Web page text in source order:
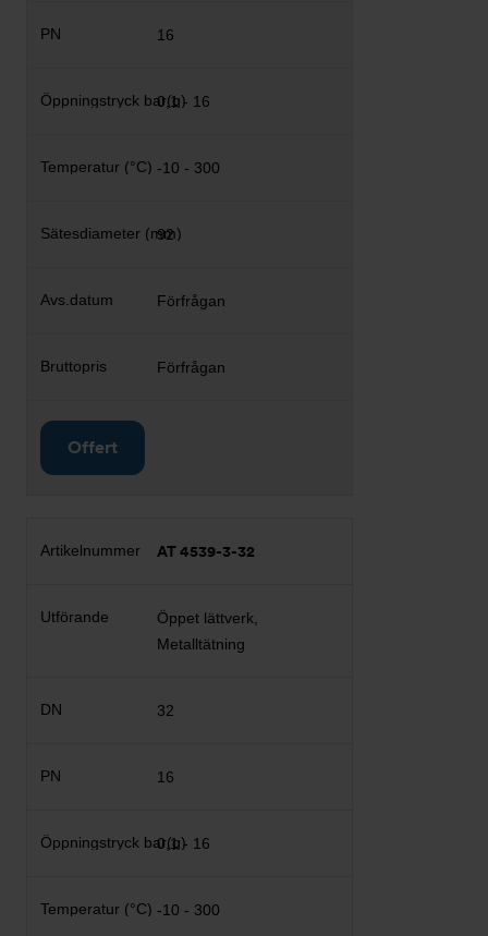
16
0,1 - 16
-10 - 300
92
Förfrågan
Förfrågan
Offert
AT 4539-3-32
Öppet lättverk,
Metalltätning
32
16
0,1 - 16
-10 - 300